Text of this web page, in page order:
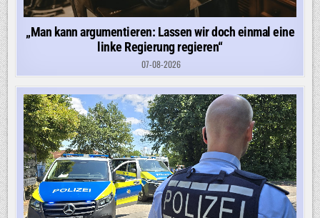
„Man kann argumentieren: Lassen wir doch einmal eine
linke Regierung regieren“
07-08-2026